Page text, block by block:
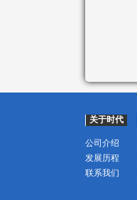
关于时代
公司介绍
发展历程
联系我们